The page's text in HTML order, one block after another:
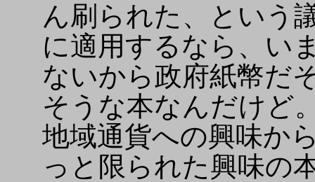
ん刷られた、という
に適用するなら、い
ないから政府紙幣だ
そうな本なんだけど
地域通貨への興味か
っと限られた興味の